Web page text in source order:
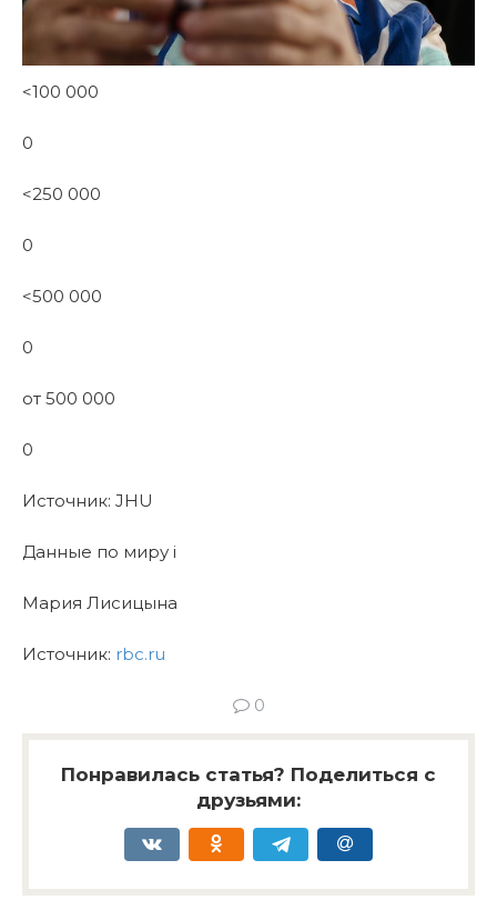
<100 000
0
<250 000
0
<500 000
0
от 500 000
0
Источник: JHU
Данные по миру i
Мария Лисицына
Источник: rbc.ru
0
Понравилась статья? Поделиться с
друзьями: